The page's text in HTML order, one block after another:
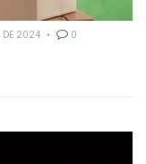
DE 2024 0